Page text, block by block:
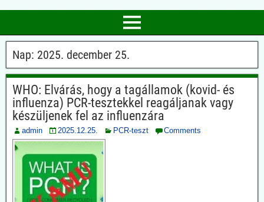
Nap: 2025. december 25.
WHO: Elvárás, hogy a tagállamok (kovid- és
influenza) PCR-tesztekkel reagáljanak vagy
készüljenek fel az influenzára
admin 2025.12.25. PCR-teszt Comments